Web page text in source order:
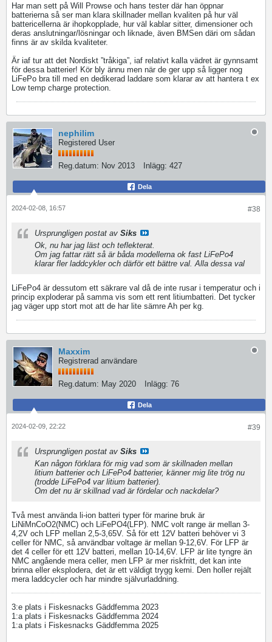
Har man sett på Will Prowse och hans tester där han öppnar
batterierna så ser man klara skillnader mellan kvaliten på hur väl
battericellerna är ihopkopplade, hur väl kablar sitter, dimensioner och
deras anslutningar/lösningar och liknade, även BMSen däri om sådan
finns är av skilda kvaliteter.
Är iaf tur att det Nordiskt ”tråkiga”, iaf relativt kalla vädret är gynnsamt
för dessa batterier! Kör bly ännu men när de ger upp så ligger nog
LiFePo bra till med en dedikerad laddare som klarar av att hantera t ex
Low temp charge protection.
nephilim
Registered User
Reg.datum: Nov 2013 Inlägg: 427
Dela
#38
2024-02-08, 16:57
Ursprungligen postat av Siks
Ok, nu har jag läst och teflekterat.
Om jag fattar rätt så är båda modellerna ok fast LiFePo4
klarar fler laddcykler och därför ett bättre val. Alla dessa val
LiFePo4 är dessutom ett säkrare val då de inte rusar i temperatur och i
princip exploderar på samma vis som ett rent litiumbatteri. Det tycker
jag väger upp stort mot att de har lite sämre Ah per kg.
Maxxim
Registrerad användare
Reg.datum: May 2020 Inlägg: 76
Dela
#39
2024-02-09, 22:22
Ursprungligen postat av Siks
Kan någon förklara för mig vad som är skillnaden mellan
litium batterier och LiFePo4 batterier, känner mig lite trög nu
(trodde LiFePo4 var litium batterier).
Om det nu är skillnad vad är fördelar och nackdelar?
Två mest använda li-ion batteri typer för marine bruk är
LiNiMnCoO2(NMC) och LiFePO4(LFP). NMC volt range är mellan 3-
4,2V och LFP mellan 2,5-3,65V. Så för ett 12V batteri behöver vi 3
celler för NMC, så användbar voltage är mellan 9-12,6V. För LFP är
det 4 celler för ett 12V batteri, mellan 10-14,6V. LFP är lite tyngre än
NMC angående mera celler, men LFP är mer riskfritt, det kan inte
brinna eller eksplodera, det är ett väldigt trygg kemi. Den holler rejält
mera laddcycler och har mindre självurladdning.
3:e plats i Fiskesnacks Gäddfemma 2023
1:a plats i Fiskesnacks Gäddfemma 2024
1:a plats i Fiskesnacks Gäddfemma 2025